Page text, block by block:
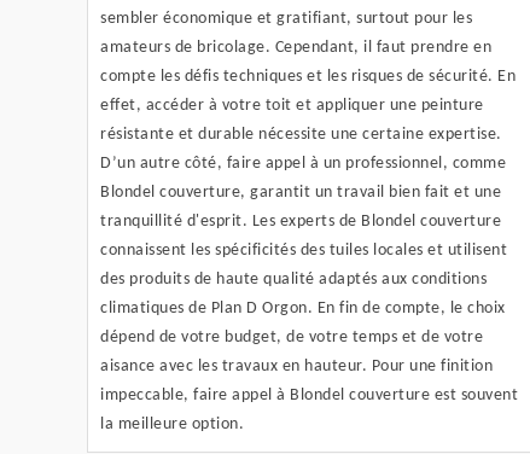
sembler économique et gratifiant, surtout pour les
amateurs de bricolage. Cependant, il faut prendre en
compte les défis techniques et les risques de sécurité. En
effet, accéder à votre toit et appliquer une peinture
résistante et durable nécessite une certaine expertise.
D’un autre côté, faire appel à un professionnel, comme
Blondel couverture, garantit un travail bien fait et une
tranquillité d'esprit. Les experts de Blondel couverture
connaissent les spécificités des tuiles locales et utilisent
des produits de haute qualité adaptés aux conditions
climatiques de Plan D Orgon. En fin de compte, le choix
dépend de votre budget, de votre temps et de votre
aisance avec les travaux en hauteur. Pour une finition
impeccable, faire appel à Blondel couverture est souvent
la meilleure option.